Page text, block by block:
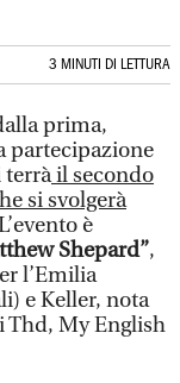
3 MINUTI DI LETTURA
prima,
partecipazione
terràil secondo
si svolgerà
è
Shepard”,
l’Emilia
e Keller, nota
Thd, My English